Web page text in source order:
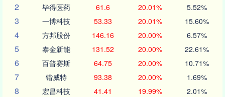
2 毕得医药 61.6 20.01% 5.52%
3 一博科技 53.33 20.01% 15.60%
4 方邦股份 146.16 20.00% 6.57%
5 泰金新能 131.52 20.00% 22.61%
6 百普赛斯 64.75 20.00% 10.71%
7 锴威特 93.38 20.00% 1.69%
8 宏昌科技 41.41 19.99% 2.01%